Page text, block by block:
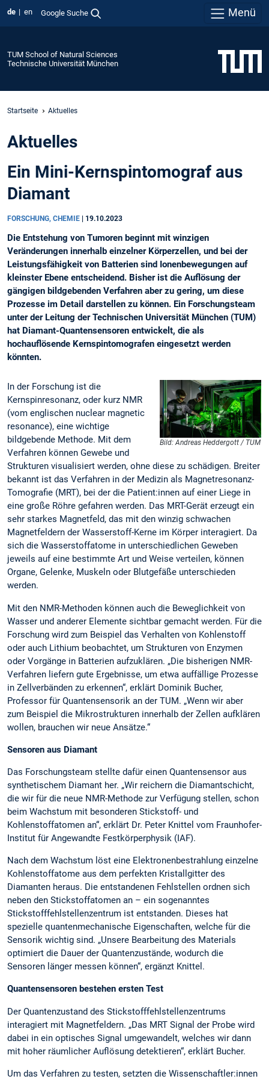
de en Google Suche Menü
TUM School of Natural Sciences
Technische Universität München
Startseite Aktuelles
Aktuelles
Ein Mini-Kernspintomograf aus
Diamant
FORSCHUNG, CHEMIE 19.10.2023
Die Entstehung von Tumoren beginnt mit winzigen
Veränderungen innerhalb einzelner Körperzellen, und bei der
Leistungsfähigkeit von Batterien sind Ionenbewegungen auf
kleinster Ebene entscheidend. Bisher ist die Auflösung der
gängigen bildgebenden Verfahren aber zu gering, um diese
Prozesse im Detail darstellen zu können. Ein Forschungsteam
unter der Leitung der Technischen Universität München (TUM)
hat Diamant-Quantensensoren entwickelt, die als
hochauflösende Kernspintomografen eingesetzt werden
könnten.
Bild: Andreas Heddergott / TUM
In der Forschung ist die
Kernspinresonanz, oder kurz NMR
(vom englischen nuclear magnetic
resonance), eine wichtige
bildgebende Methode. Mit dem
Verfahren können Gewebe und
Strukturen visualisiert werden, ohne diese zu schädigen. Breiter
bekannt ist das Verfahren in der Medizin als Magnetresonanz-
Tomografie (MRT), bei der die Patient:innen auf einer Liege in
eine große Röhre gefahren werden. Das MRT-Gerät erzeugt ein
sehr starkes Magnetfeld, das mit den winzig schwachen
Magnetfeldern der Wasserstoff-Kerne im Körper interagiert. Da
sich die Wasserstoffatome in unterschiedlichen Geweben
jeweils auf eine bestimmte Art und Weise verteilen, können
Organe, Gelenke, Muskeln oder Blutgefäße unterschieden
werden.
Mit den NMR-Methoden können auch die Beweglichkeit von
Wasser und anderer Elemente sichtbar gemacht werden. Für die
Forschung wird zum Beispiel das Verhalten von Kohlenstoff
oder auch Lithium beobachtet, um Strukturen von Enzymen
oder Vorgänge in Batterien aufzuklären. „Die bisherigen NMR-
Verfahren liefern gute Ergebnisse, um etwa auffällige Prozesse
in Zellverbänden zu erkennen“, erklärt Dominik Bucher,
Professor für Quantensensorik an der TUM. „Wenn wir aber
zum Beispiel die Mikrostrukturen innerhalb der Zellen aufklären
wollen, brauchen wir neue Ansätze.“
Sensoren aus Diamant
Das Forschungsteam stellte dafür einen Quantensensor aus
synthetischem Diamant her. „Wir reichern die Diamantschicht,
die wir für die neue NMR-Methode zur Verfügung stellen, schon
beim Wachstum mit besonderen Stickstoff- und
Kohlenstoffatomen an“, erklärt Dr. Peter Knittel vom Fraunhofer-
Institut für Angewandte Festkörperphysik (IAF).
Nach dem Wachstum löst eine Elektronenbestrahlung einzelne
Kohlenstoffatome aus dem perfekten Kristallgitter des
Diamanten heraus. Die entstandenen Fehlstellen ordnen sich
neben den Stickstoffatomen an – ein sogenanntes
Stickstofffehlstellenzentrum ist entstanden. Dieses hat
spezielle quantenmechanische Eigenschaften, welche für die
Sensorik wichtig sind. „Unsere Bearbeitung des Materials
optimiert die Dauer der Quantenzustände, wodurch die
Sensoren länger messen können“, ergänzt Knittel.
Quantensensoren bestehen ersten Test
Der Quantenzustand des Stickstofffehlstellenzentrums
interagiert mit Magnetfeldern. „Das MRT Signal der Probe wird
dabei in ein optisches Signal umgewandelt, welches wir dann
mit hoher räumlicher Auflösung detektieren“, erklärt Bucher.
Um das Verfahren zu testen, setzten die Wissenschaftler:innen